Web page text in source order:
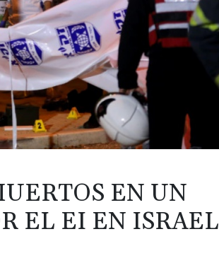
EN UN
EL EI EN ISRAEL